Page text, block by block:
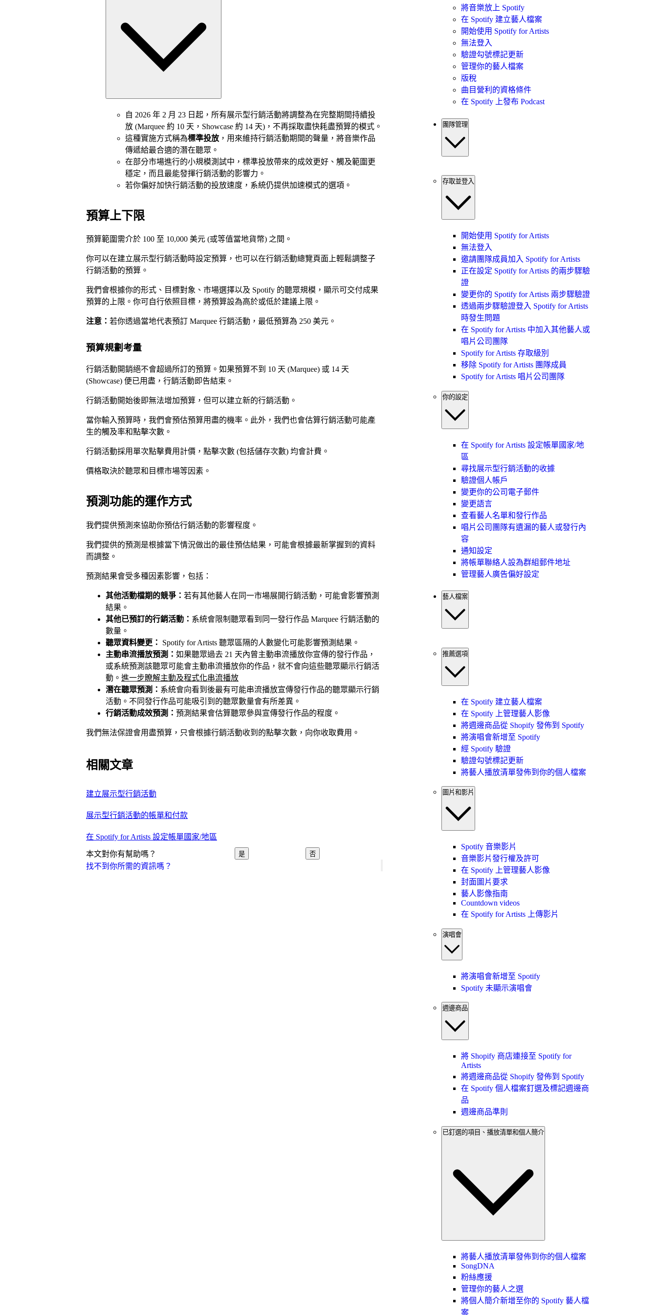
找不到你所需的資訊嗎？
自 2026 年 2 月 23 日起，所有展示型行銷活動將調整為在完整期間持續投
放 (Marquee 約 10 天，Showcase 約 14 天)，不再採取盡快耗盡預算的模式。
這種實施方式稱為標準投放 ，用來維持行銷活動期間的聲量，將音樂作品
傳遞給最合適的潛在聽眾。
在部分市場進行的小規模測試中，標準投放帶來的成效更好、觸及範圍更
穩定，而且最能發揮行銷活動的影響力。
若你偏好加快行銷活動的投放速度，系統仍提供加速模式的選項。
預算上下限
預算範圍需介於 100 至 10,000 美元 (或等值當地貨幣) 之間。
你可以在建立展示型行銷活動時設定預算，也可以在行銷活動總覽頁面上輕鬆調整子
行銷活動的預算。
我們會根據你的形式、目標對象、市場選擇以及 Spotify 的聽眾規模，顯示可交付成果
預算的上限。你可自行依照目標，將預算設為高於或低於建議上限。
注意： 若你透過當地代表預訂 Marquee 行銷活動，最低預算為 250 美元。
預算規劃考量
行銷活動開銷絕不會超過所訂的預算。如果預算不到 10 天 (Marquee) 或 14 天
(Showcase) 便已用盡，行銷活動即告結束。
行銷活動開始後即無法增加預算，但可以建立新的行銷活動。
當你輸入預算時，我們會預估預算用盡的機率。此外，我們也會估算行銷活動可能產
生的觸及率和點擊次數。
行銷活動採用單次點擊費用計價，點擊次數 (包括儲存次數) 均會計費。
價格取決於聽眾和目標市場等因素。
預測功能的運作方式
我們提供預測來協助你預估行銷活動的影響程度。
我們提供的預測是根據當下情況做出的最佳預估結果，可能會根據最新掌握到的資料
而調整。
預測結果會受多種因素影響，包括：
其他活動檔期的競爭： 若有其他藝人在同一市場展開行銷活動，可能會影響預測
結果。
其他已預訂的行銷活動： 系統會限制聽眾看到同一發行作品 Marquee 行銷活動的
數量。
聽眾資料變更：
Spotify for Artists 聽眾區隔的人數變化可能影響預測結果。
主動串流播放預測： 如果聽眾過去 21 天內曾主動串流播放你宣傳的發行作品，
或系統預測該聽眾可能會主動串流播放你的作品，就不會向這些聽眾顯示行銷活
動。 進一步瞭解主動及程式化串流播放
潛在聽眾預測： 系統會向看到後最有可能串流播放宣傳發行作品的聽眾顯示行銷
活動。不同發行作品可能吸引到的聽眾數量會有所差異。
行銷活動成效預測： 預測結果會估算聽眾參與宣傳發行作品的程度。
我們無法保證會用盡預算，只會根據行銷活動收到的點擊次數，向你收取費用。
相關文章
建立展示型行銷活動
展示型行銷活動的帳單和付款
在 Spotify for Artists 設定帳單國家/地區
本文對你有幫助嗎？ 是 否
將音樂放上 Spotify
在 Spotify 建立藝人檔案
開始使用 Spotify for Artists
無法登入
驗證勾號標記更新
管理你的藝人檔案
版稅
曲目營利的資格條件
在 Spotify 上發布 Podcast
團隊管理
存取並登入
開始使用 Spotify for Artists
無法登入
邀請團隊成員加入 Spotify for Artists
正在設定 Spotify for Artists 的兩步驟驗
證
變更你的 Spotify for Artists 兩步驟驗證
透過兩步驟驗證登入 Spotify for Artists
時發生問題
在 Spotify for Artists 中加入其他藝人或
唱片公司團隊
Spotify for Artists 存取級別
移除 Spotify for Artists 團隊成員
Spotify for Artists 唱片公司團隊
你的設定
在 Spotify for Artists 設定帳單國家/地
區
尋找展示型行銷活動的收據
驗證個人帳戶
變更你的公司電子郵件
變更語言
查看藝人名單和發行作品
唱片公司團隊有遺漏的藝人或發行內
容
通知設定
將帳單聯絡人設為群組郵件地址
管理藝人廣告偏好設定
藝人檔案
推薦選項
在 Spotify 建立藝人檔案
在 Spotify 上管理藝人影像
將週邊商品從 Shopify 發佈到 Spotify
將演唱會新增至 Spotify
經 Spotify 驗證
驗證勾號標記更新
將藝人播放清單發佈到你的個人檔案
圖片和影片
Spotify 音樂影片
音樂影片發行權及許可
在 Spotify 上管理藝人影像
封面圖片要求
藝人影像指南
Countdown videos
在 Spotify for Artists 上傳影片
演唱會
將演唱會新增至 Spotify
Spotify 未顯示演唱會
週邊商品
將 Shopify 商店連接至 Spotify for
Artists
將週邊商品從 Shopify 發佈到 Spotify
在 Spotify 個人檔案釘選及標記週邊商
品
週邊商品準則
已釘選的項目、播放清單和個人簡介
將藝人播放清單發佈到你的個人檔案
SongDNA
粉絲應援
管理你的藝人之選
將個人簡介新增至你的 Spotify 藝人檔
案